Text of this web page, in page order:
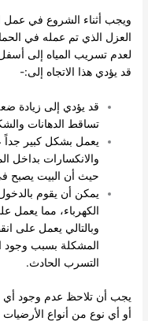
ويجب أثناء الشروع في عمل
العزل الذي تم عمله في
لعدم تسريب المياه إلى
قد يؤدي هذا الاتجاه إلى:-
قد يؤدي إلى زيادة
تساقط الدهانات
يعمل بشكل كبير جداً
والانكسارات بداخل
حيث أن البيت يصبح
يمكن أن يقوم
الكهرباء، مما يعمل
وبالتالي يعمل على
المشكلة بسبب وجود
التسرب الحادث.
يجب أن تلاحظ عدم وجود أي
أو أي نوع من أنواع الأرضيات